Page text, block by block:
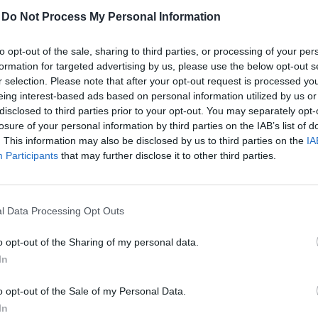
Do Not Process My Personal Information
opt-out of the sale, sharing to third parties, or processing of your
for targeted advertising by us, please use the below opt-out
selection. Please note that after your opt-out request is processed
interest-based ads based on personal information utilized by us
to third parties prior to your opt-out. You may separately
of your personal information by third parties on the IAB’s list of
This information may also be disclosed by us to third parties on the
Participants that may further disclose it to other third parties.
Data Processing Opt Outs
opt-out of the Sharing of my personal data.
opt-out of the Sale of my Personal Data.
figyelmeztet
Országos
veszélyes a magára hagyott adventi koszorún égő
gyertya.